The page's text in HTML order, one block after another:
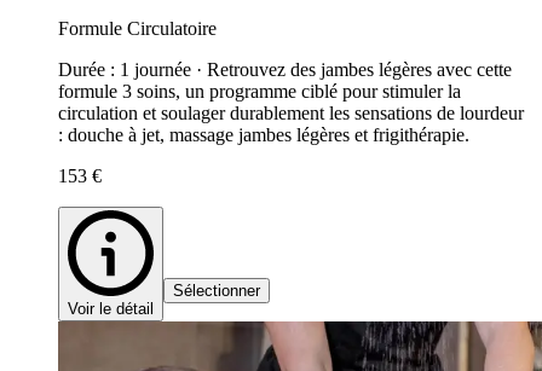
Formule Circulatoire
Durée : 1 journée · Retrouvez des jambes légères avec cette
formule 3 soins, un programme ciblé pour stimuler la
circulation et soulager durablement les sensations de lourdeur
: douche à jet, massage jambes légères et frigithérapie.
153 €
Voir le détail
Sélectionner